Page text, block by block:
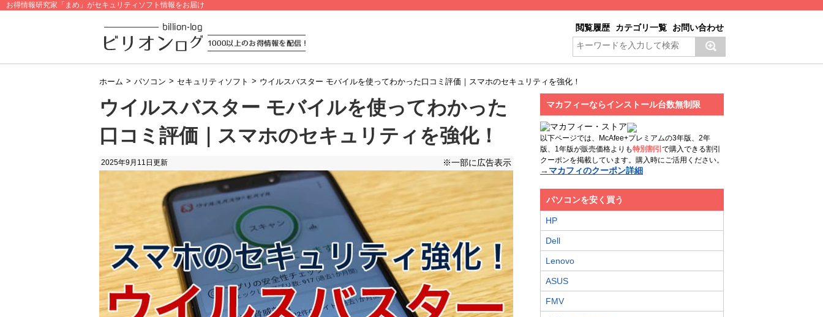
お得情報研究家「まめ」がセキュリティソフト情報をお届け
閲覧履歴 カテゴリ一覧 お問い合わせ
ホーム > パソコン > セキュリティソフト > ウイルスバスター モバイルを使ってわかった口コミ評価｜スマホのセキュリティを強化！
ウイルスバスター モバイルを使ってわかった
口コミ評価｜スマホのセキュリティを強化！
2025年9月11日 更新 ※一部に広告表示
マカフィーならインストール台数無制限
以下ページでは、McAfee+プレミアムの3年版、2年
版、1年版が販売価格よりも特別割引 で購入できる割引
クーポンを掲載しています。購入時にご活用ください。
→マカフィのクーポン詳細
パソコンを安く買う
HP
Dell
Lenovo
ASUS
FMV